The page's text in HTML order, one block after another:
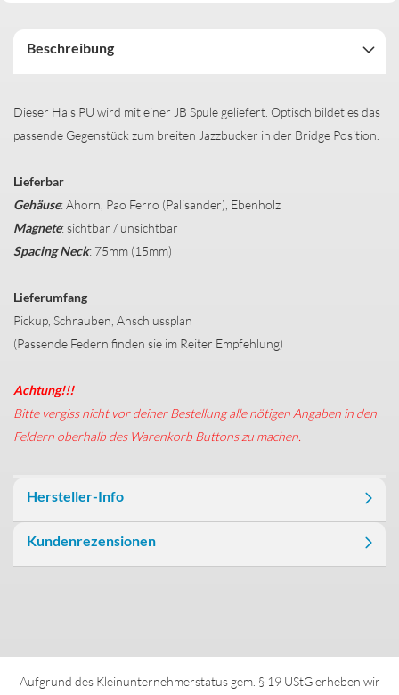
Beschreibung
Dieser Hals PU wird mit einer JB Spule geliefert. Optisch bildet es das
passende Gegenstück zum breiten Jazzbucker in der Bridge Position.
Lieferbar
Gehäuse: Ahorn, Pao Ferro (Palisander), Ebenholz
Magnete: sichtbar / unsichtbar
Spacing Neck: 75mm (15mm)
Lieferumfang
Pickup, Schrauben, Anschlussplan
(Passende Federn finden sie im Reiter Empfehlung)
Achtung!!!
Bitte vergiss nicht vor deiner Bestellung alle nötigen Angaben in den
Feldern oberhalb des Warenkorb Buttons zu machen.
Hersteller-Info
Kundenrezensionen
Aufgrund des Kleinunternehmerstatus gem. § 19 UStG erheben wir